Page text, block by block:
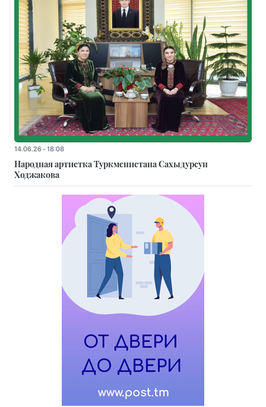
14.06.26 - 18:08
Народная артистка Туркменистана Сахыдурсун
Ходжакова